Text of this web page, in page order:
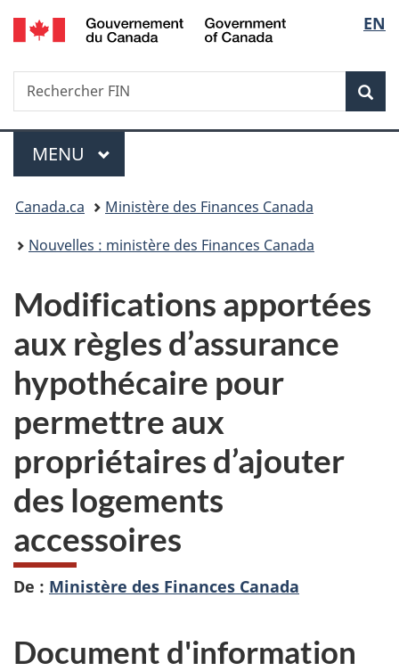
Passer
au
Passer
à
du
Passer
à
simplifiée
de
la
EN
Recherche
Rechercher
FIN
Menu
MENU PRINCIPAL
Vous
êtes
Canada.ca
Ministère des Finances Canada
Nouvelles : ministère des Finances Canada
Modifications apportées
aux règles d’assurance
hypothécaire pour
permettre aux
propriétaires d’ajouter
des logements
accessoires
De : Ministère des Finances Canada
Document d'information